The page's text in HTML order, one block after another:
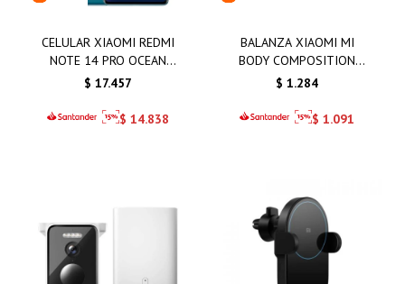
CELULAR XIAOMI REDMI
NOTE 14 PRO OCEAN
BLUE 8GB 256GB
$ 17.457
$ 14.838
BALANZA XIAOMI MI
BODY COMPOSITION
SCALE S400
$ 1.284
$ 1.091